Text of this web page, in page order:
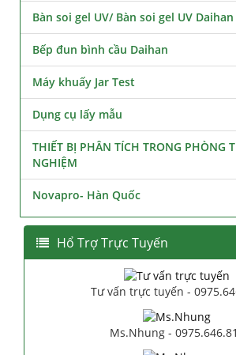
Bàn soi gel UV/ Bàn soi gel UV Daihan
Bếp đun bình cầu Daihan
Máy khuấy Jar Test
Dụng cụ lấy mẫu
THIẾT BỊ PHÂN TÍCH TRONG PHÒNG
NGHIỆM
Novapro- Hàn Quốc
Hổ Trợ Trực Tuyến
Tư vấn trực tuyến -
Ms.Nhung -